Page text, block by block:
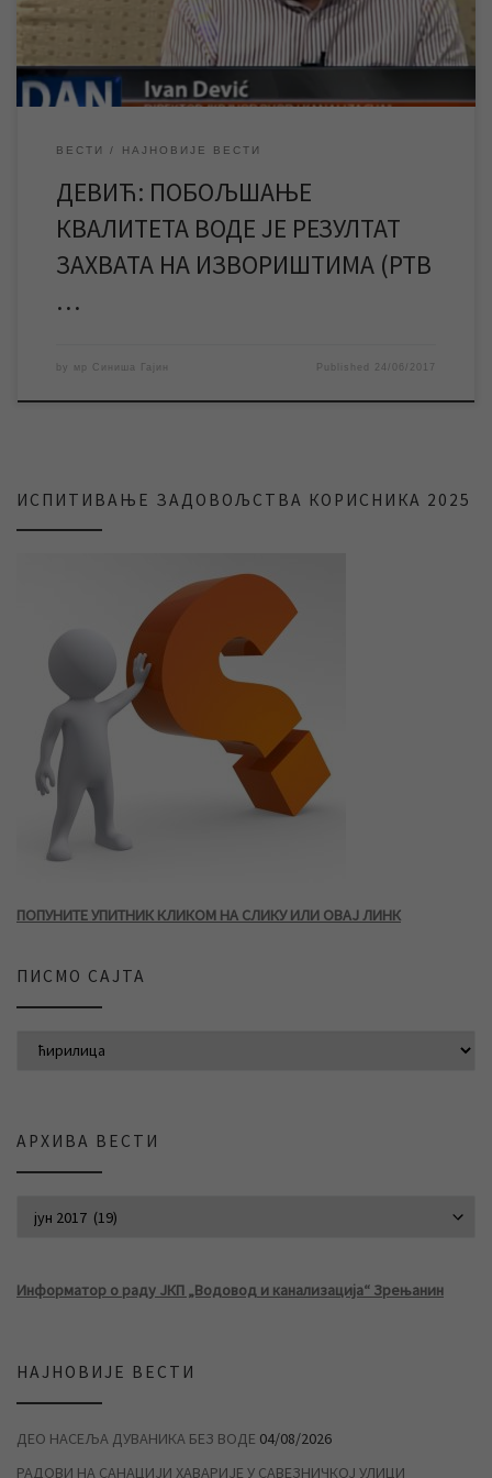
пречишћивача може очекивати у водоводној мрежи, шта […]
ВЕСТИ НАЈНОВИЈЕ ВЕСТИ
ДЕВИЋ: ПОБОЉШАЊЕ
КВАЛИТЕТА ВОДЕ ЈЕ РЕЗУЛТАТ
ЗАХВАТА НА ИЗВОРИШТИМА (РТВ
…
by мр Синиша Гајин Published 24/06/2017
ИСПИТИВАЊЕ ЗАДОВОЉСТВА КОРИСНИКА 2025
ПОПУНИТЕ УПИТНИК КЛИКОМ НА СЛИКУ ИЛИ ОВАЈ ЛИНК
ПИСМО САЈТА
АРХИВА ВЕСТИ
Информатор о раду ЈКП „Водовод и канализација“ Зрењанин
НАЈНОВИЈЕ ВЕСТИ
ДЕО НАСЕЉА ДУВАНИКА БЕЗ ВОДЕ 04/08/2026
РАДОВИ НА САНАЦИЈИ ХАВАРИЈЕ У САВЕЗНИЧКОЈ УЛИЦИ